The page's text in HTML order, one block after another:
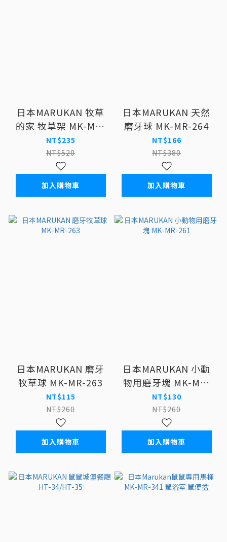
日本MARUKAN 牧草
的家 牧草架 MK-MR-
612
NT$235
NT$520
加入購物車
日本MARUKAN 天然
磨牙球 MK-MR-264
NT$166
NT$380
加入購物車
日本MARUKAN 磨牙
牧草球 MK-MR-263
NT$115
NT$260
加入購物車
日本MARUKAN 小動
物用磨牙塊 MK-MR-
261
NT$130
NT$260
加入購物車